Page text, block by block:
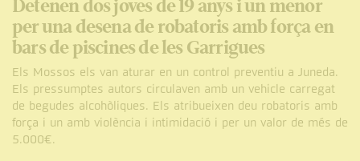
Detenen dos joves de 19 anys i un menor
per una desena de robatoris amb força en
bars de piscines de les Garrigues
Els Mossos els van aturar en un control preventiu a Juneda.
Els pressumptes autors circulaven amb un vehicle carregat
de begudes alcohòliques. Els atribueixen deu robatoris amb
força i un amb violència i intimidació i per un valor de més de
5.000€.